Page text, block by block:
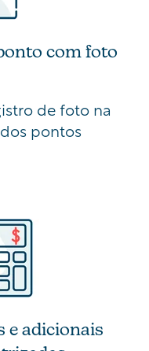
com foto
de foto na
pontos
e adicionais